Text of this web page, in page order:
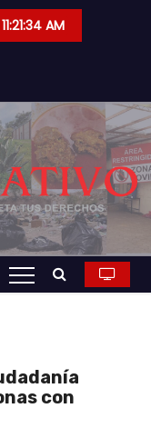
11:21:35 AM
con